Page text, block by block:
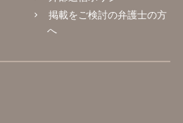
掲載をご検討の弁護士の方
へ